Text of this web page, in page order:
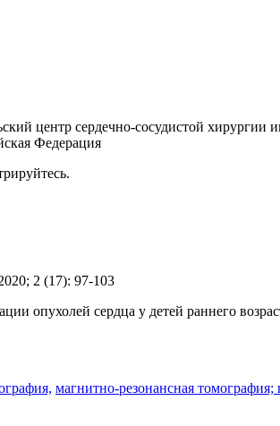
центр сердечно-сосудистой
Федерация
2 (17): 97-103
опухолей сердца у детей раннего
магнитно-резонансная